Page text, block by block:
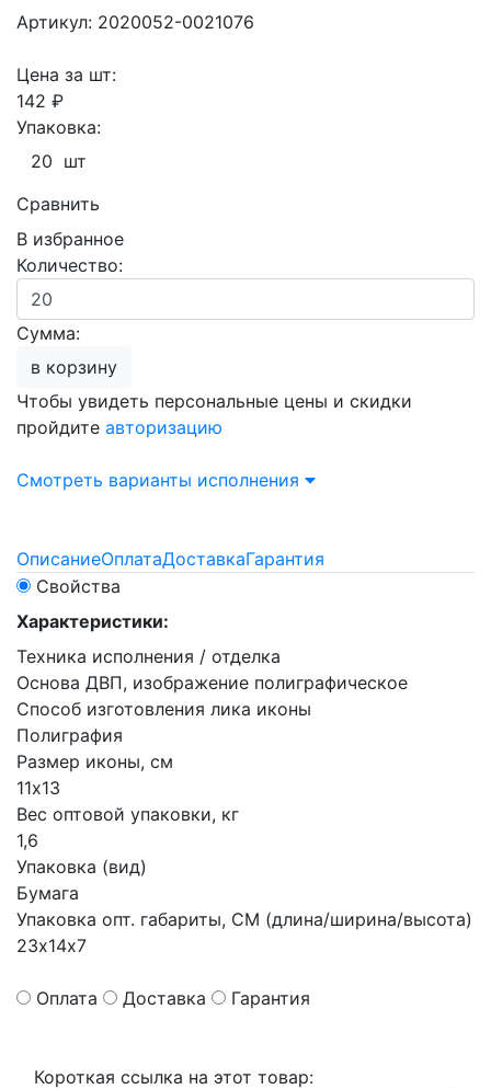
Артикул: 2020052-0021076
Цена за шт:
142 ₽
Упаковка:
20 шт
Сравнить
В избранное
Количество:
Сумма:
в корзину
Чтобы увидеть персональные цены и скидки
пройдите авторизацию
Смотреть варианты исполнения
ОписаниеОплатаДоставкаГарантия
Свойства
Характеристики:
Техника исполнения / отделка
Основа ДВП, изображение полиграфическое
Способ изготовления лика иконы
Полиграфия
Размер иконы, см
11х13
Вес оптовой упаковки, кг
1,6
Упаковка (вид)
Бумага
Упаковка опт. габариты, СМ (длина/ширина/высота)
23х14х7
Оплата Доставка Гарантия
Короткая ссылка на этот товар: